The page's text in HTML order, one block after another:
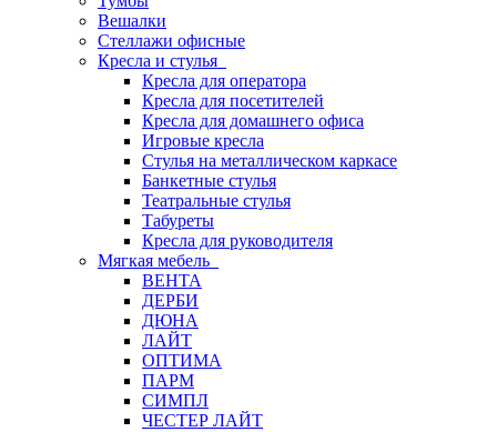
Вешалки
Стеллажи офисные
Кресла и стулья
Кресла для оператора
Кресла для посетителей
Кресла для домашнего офиса
Игровые кресла
Стулья на металлическом каркасе
Банкетные стулья
Театральные стулья
Табуреты
Кресла для руководителя
Мягкая мебель
ВЕНТА
ДЕРБИ
ДЮНА
ЛАЙТ
ОПТИМА
ПАРМ
СИМПЛ
ЧЕСТЕР ЛАЙТ